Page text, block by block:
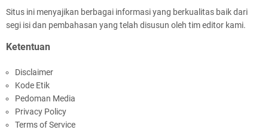
Situs ini menyajikan berbagai informasi yang berkualitas baik dari
segi isi dan pembahasan yang telah disusun oleh tim editor kami.
Ketentuan
Disclaimer
Kode Etik
Pedoman Media
Privacy Policy
Terms of Service